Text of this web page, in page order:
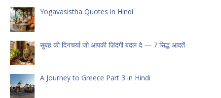
Yogavasistha Quotes in Hindi
सुबह की दिनचर्या जो आपकी ज़िंदगी बदल दे — 7 सिद्ध आदतें
A Journey to Greece Part 3 in Hindi